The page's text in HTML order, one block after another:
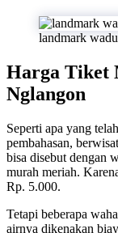
landmark
Harga Tiket
Nglangon
Seperti apa yang
pembahasan,
bisa disebut dengan
murah meriah.
Rp. 5.000.
Tetapi beberapa
airnya dikenakan